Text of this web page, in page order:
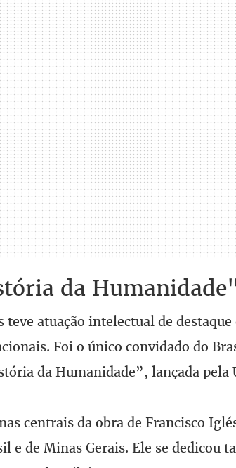
da
teve atuação intelectual de
Foi o único convidado do
da Humanidade”, lançada pela
centrais da obra de Francisco
e de Minas Gerais. Ele se dedicou